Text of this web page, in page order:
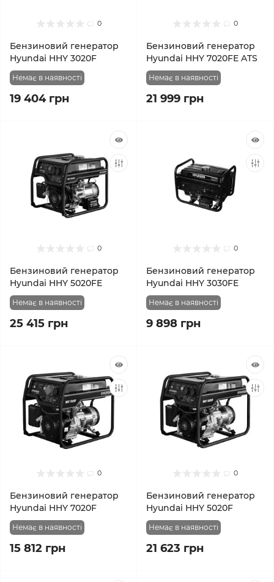
0
Бензиновий генератор
Hyundai HHY 3020F
Немає в наявності
19 404 грн
0
Бензиновий генератор
Hyundai HHY 7020FE ATS
Немає в наявності
21 999 грн
0
Бензиновий генератор
Hyundai HHY 5020FE
Немає в наявності
25 415 грн
0
Бензиновий генератор
Hyundai HHY 3030FE
Немає в наявності
9 898 грн
0
Бензиновий генератор
Hyundai HHY 7020F
Немає в наявності
15 812 грн
0
Бензиновий генератор
Hyundai HHY 5020F
Немає в наявності
21 623 грн